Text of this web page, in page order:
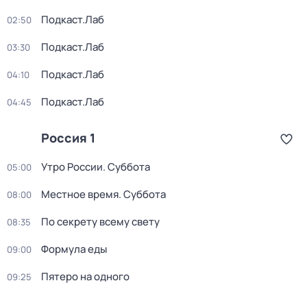
02:50 Подкаст.Лаб
03:30 Подкаст.Лаб
04:10 Подкаст.Лаб
04:45 Подкаст.Лаб
Россия 1
05:00 Утро России. Суббота
08:00 Местное время. Суббота
08:35 По секрету всему свету
09:00 Формула еды
09:25 Пятеро на одного